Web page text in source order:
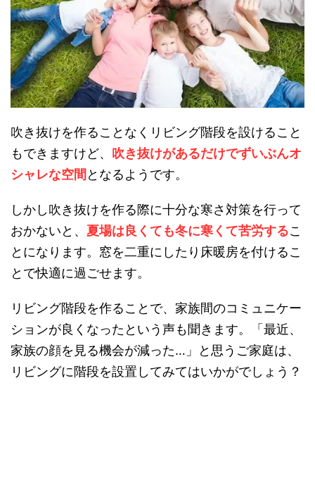
吹き抜けを作ることなくリビング階段を設けること
もできますけど、 吹き抜けがあるだけでずいぶんオ
シャレな空間 となるようです。
しかし吹き抜けを作る際に十分な寒さ対策を行って
おかないと、 夏場は良くても冬に寒くて苦労するこ
とになります。窓を二重にしたり床暖房を付けるこ
とで快適に過ごせます。
リビング階段を作ることで、家族間のコミュニケー
ションが良くなったという声も聞きます。「最近、
家族の顔を見る機会が減った…」と思うご家庭は、
リビングに階段を設置してみてはいかがでしょう？